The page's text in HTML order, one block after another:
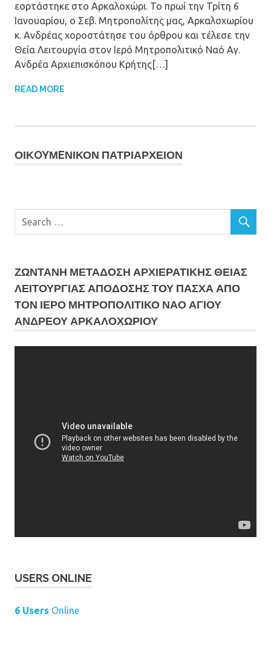
εορτάστηκε στο Αρκαλοχώρι. Το πρωί την Τρίτη 6
Ιανουαρίου, ο Σεβ. Μητροπολίτης μας, Αρκαλοχωρίου
κ. Ανδρέας χοροστάτησε του όρθρου και τέλεσε την
Θεία Λειτουργία στον Ιερό Μητροπολιτικό Ναό Αγ.
Ανδρέα Αρχιεπισκόπου Κρήτης[…]
READ MORE
ΟΙΚOYΜEΝΙΚΟΝ ΠΑΤΡΙΑΡΧΕΙΟΝ
ΖΩΝΤΑΝΗ ΜΕΤΆΔΟΣΗ ΑΡΧΙΕΡΑΤΙΚΗΣ ΘΕΙΑΣ
ΛΕΙΤΟΥΡΓΙΑΣ ΑΠΟΔΟΣΗΣ ΤΟΥ ΠΑΣΧΑ ΑΠΟ
ΤΟΝ ΙΕΡΟ ΜΗΤΡΟΠΟΛΙΤΙΚΟ ΝΑΟ ΑΓΙΟΥ
ΑΝΔΡΕΟΥ ΑΡΚΑΛΟΧΩΡΙΟΥ
USERS ONLINE
6 Users Online